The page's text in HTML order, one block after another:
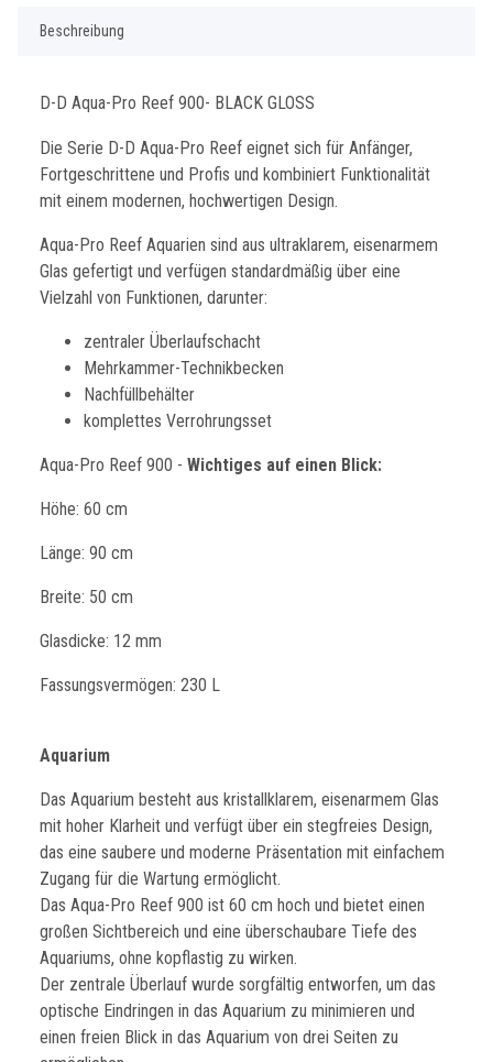
Beschreibung
D-D Aqua-Pro Reef 900- BLACK GLOSS
Die Serie D-D Aqua-Pro Reef eignet sich für Anfänger,
Fortgeschrittene und Profis und kombiniert Funktionalität
mit einem modernen, hochwertigen Design.
Aqua-Pro Reef Aquarien sind aus ultraklarem, eisenarmem
Glas gefertigt und verfügen standardmäßig über eine
Vielzahl von Funktionen, darunter:
zentraler Überlaufschacht
Mehrkammer-Technikbecken
Nachfüllbehälter
komplettes Verrohrungsset
Aqua-Pro Reef 900 - Wichtiges auf einen Blick:
Höhe: 60 cm
Länge: 90 cm
Breite: 50 cm
Glasdicke: 12 mm
Fassungsvermögen: 230 L
Aquarium
Das Aquarium besteht aus kristallklarem, eisenarmem Glas
mit hoher Klarheit und verfügt über ein stegfreies Design,
das eine saubere und moderne Präsentation mit einfachem
Zugang für die Wartung ermöglicht.
Das Aqua-Pro Reef 900 ist 60 cm hoch und bietet einen
großen Sichtbereich und eine überschaubare Tiefe des
Aquariums, ohne kopflastig zu wirken.
Der zentrale Überlauf wurde sorgfältig entworfen, um das
optische Eindringen in das Aquarium zu minimieren und
einen freien Blick in das Aquarium von drei Seiten zu